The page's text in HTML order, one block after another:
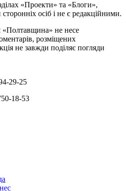
«Проекти» та «Блоги»,
сторонніх осіб і не є редакційними.
«Полтавщина» не несе
розміщених
не завжди поділяє погляди
29-25
18-53